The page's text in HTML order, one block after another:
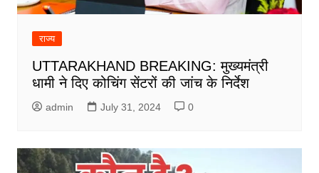
राज्य
UTTARAKHAND BREAKING: मुख्यमंत्री
धामी ने दिए कोचिंग सेंटरों की जांच के निर्देश
admin July 31, 2024 0